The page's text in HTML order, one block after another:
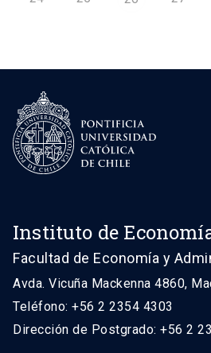
Instituto de
Facultad de Economía y
Avda. Vicuña Mackenna 4860,
Teléfono: +56 2 2354 4303
Dirección de Postgrado: +56 2